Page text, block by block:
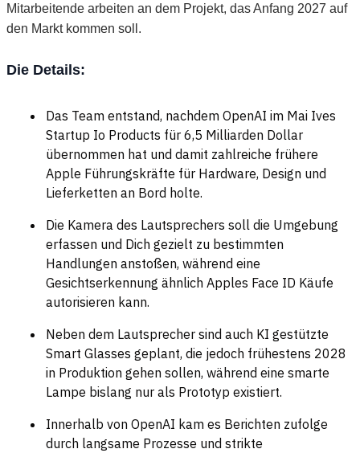
Mitarbeitende arbeiten an dem Projekt, das Anfang 2027 auf
den Markt kommen soll.
Die Details:
Das Team entstand, nachdem OpenAI im Mai Ives
Startup Io Products für 6,5 Milliarden Dollar
übernommen hat und damit zahlreiche frühere
Apple Führungskräfte für Hardware, Design und
Lieferketten an Bord holte.
Die Kamera des Lautsprechers soll die Umgebung
erfassen und Dich gezielt zu bestimmten
Handlungen anstoßen, während eine
Gesichtserkennung ähnlich Apples Face ID Käufe
autorisieren kann.
Neben dem Lautsprecher sind auch KI gestützte
Smart Glasses geplant, die jedoch frühestens 2028
in Produktion gehen sollen, während eine smarte
Lampe bislang nur als Prototyp existiert.
Innerhalb von OpenAI kam es Berichten zufolge
durch langsame Prozesse und strikte